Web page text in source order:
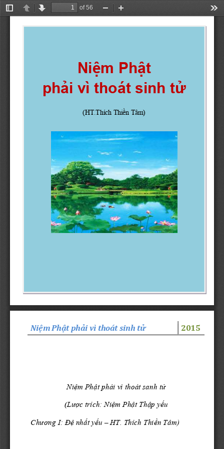
TogglePreviousNext
of 56
Zoom
Niệm Phật
phải vì thoát sinh tử
(HT.Thích Thiền Tâm)
Niệm Phật phảivì thoátsinh tử 2015
Niệm Phật phải vì thoát sanh tử
(Lược trích: Niệm Phật Thập yếu
Chương I: Đệ nhất yếu – HT. Thích Thiền Tâm)